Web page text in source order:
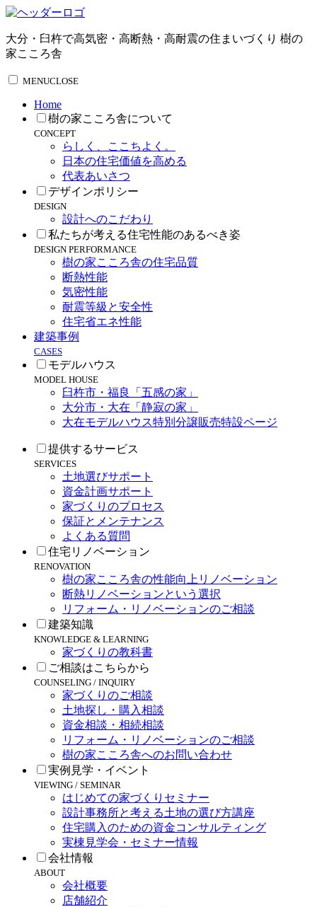
大分・臼杵で高気密・高断熱・高耐震の住まいづくり 樹の
家こころ舎
MENUCLOSE
Home
樹の家こころ舎について
CONCEPT
らしく、ここちよく。
日本の住宅価値を高める
代表あいさつ
デザインポリシー
DESIGN
設計へのこだわり
私たちが考える住宅性能のあるべき姿
DESIGN PERFORMANCE
樹の家こころ舎の住宅品質
断熱性能
気密性能
耐震等級と安全性
住宅省エネ性能
建築事例
CASES
モデルハウス
MODEL HOUSE
臼杵市・福良「五感の家」
大分市・大在「静寂の家」
大在モデルハウス特別分譲販売特設ページ
提供するサービス
SERVICES
土地選びサポート
資金計画サポート
家づくりのプロセス
保証とメンテナンス
よくある質問
住宅リノベーション
RENOVATION
樹の家こころ舎の性能向上リノベーション
断熱リノベーションという選択
リフォーム・リノベーションのご相談
建築知識
KNOWLEDGE & LEARNING
家づくりの教科書
ご相談はこちらから
COUNSELING / INQUIRY
家づくりのご相談
土地探し・購入相談
資金相談・相続相談
リフォーム・リノベーションのご相談
樹の家こころ舎へのお問い合わせ
実例見学・イベント
VIEWING / SEMINAR
はじめての家づくりセミナー
設計事務所と考える土地の選び方講座
住宅購入のための資金コンサルティング
実棟見学会・セミナー情報
会社情報
ABOUT
会社概要
店舗紹介